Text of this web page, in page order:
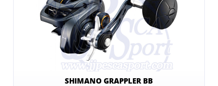
SHIMANO GRAPPLER BB